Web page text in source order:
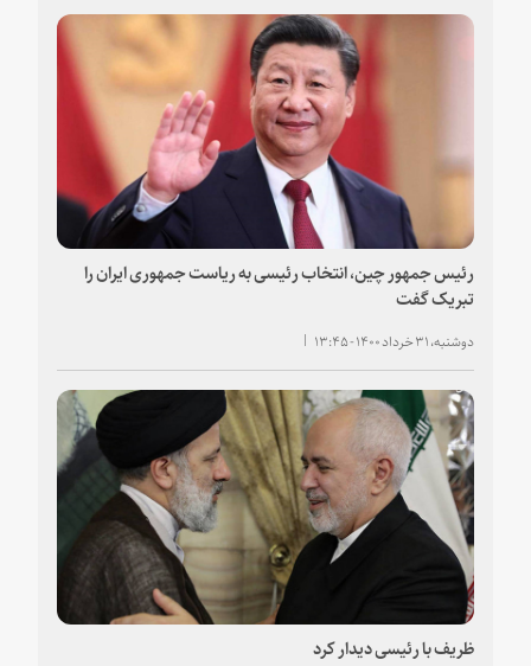
رئیس جمهور چین، انتخاب رئیسی به ریاست جمهوری ایران را
تبریک گفت
دوشنبه، ۳۱ خرداد ۱۴۰۰ - ۱۳:۴۵
ظریف با رئیسی دیدار کرد